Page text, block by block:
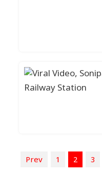
Prev 1 2 3